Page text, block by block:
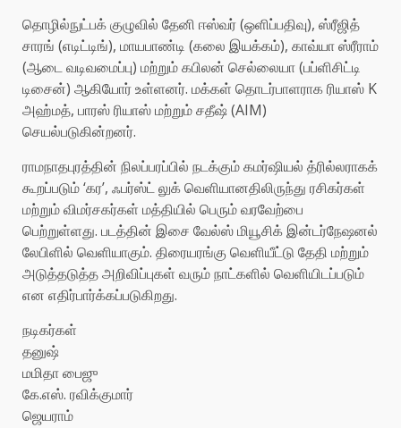
தொழில்நுட்பக் குழுவில் தேனி ஈஸ்வர் (ஒளிப்பதிவு), ஸ்ரீஜித்
சாரங் (எடிட்டிங்), மாயபாண்டி (கலை இயக்கம்), காவ்யா ஸ்ரீராம்
(ஆடை வடிவமைப்பு) மற்றும் கபிலன் செல்லையா (பப்ளிசிட்டி
டிசைன்) ஆகியோர் உள்ளனர். மக்கள் தொடர்பாளராக ரியாஸ் K
அஹ்மத், பாரஸ் ரியாஸ் மற்றும் சதீஷ் (AIM)
செயல்படுகின்றனர்.
ராமநாதபுரத்தின் நிலப்பரப்பில் நடக்கும் கமர்ஷியல் த்ரில்லராகக்
கூறப்படும் ‘கர’, ஃபர்ஸ்ட் லுக் வெளியானதிலிருந்து ரசிகர்கள்
மற்றும் விமர்சகர்கள் மத்தியில் பெரும் வரவேற்பை
பெற்றுள்ளது. படத்தின் இசை வேல்ஸ் மியூசிக் இன்டர்நேஷனல்
லேபிளில் வெளியாகும். திரையரங்கு வெளியீட்டு தேதி மற்றும்
அடுத்தடுத்த அறிவிப்புகள் வரும் நாட்களில் வெளியிடப்படும்
என எதிர்பார்க்கப்படுகிறது.
நடிகர்கள்
தனுஷ்
மமிதா பைஜு
கே.எஸ். ரவிக்குமார்
ஜெயராம்